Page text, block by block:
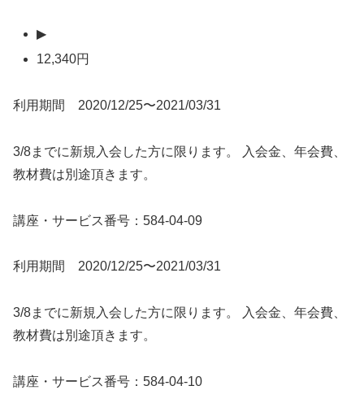
▶
12,340円
利用期間 2020/12/25〜2021/03/31
3/8までに新規入会した方に限ります。 入会金、年会費、
教材費は別途頂きます。
講座・サービス番号：584-04-09
利用期間 2020/12/25〜2021/03/31
3/8までに新規入会した方に限ります。 入会金、年会費、
教材費は別途頂きます。
講座・サービス番号：584-04-10